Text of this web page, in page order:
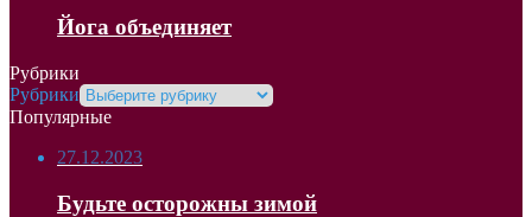
Йога объединяет
Рубрики
Рубрики
Популярные
27.12.2023
Будьте осторожны зимой